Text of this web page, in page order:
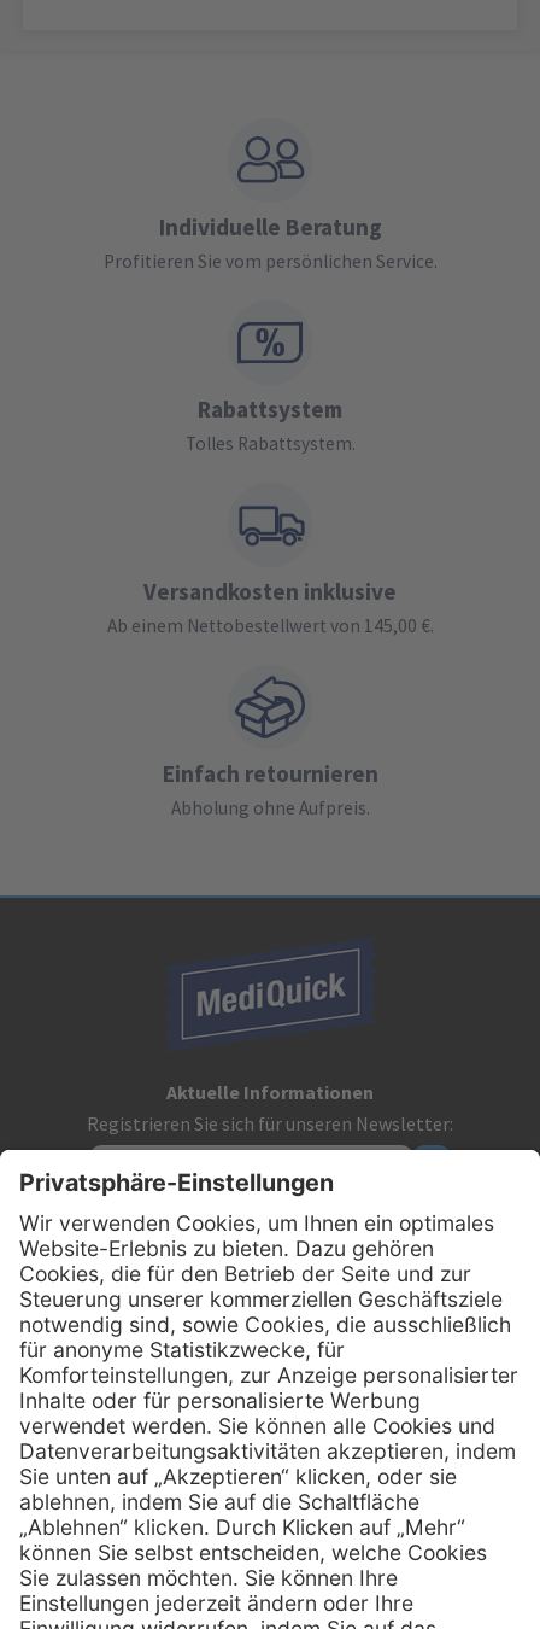
Individuelle Beratung
Profitieren Sie vom persönlichen Service.
Rabattsystem
Tolles Rabattsystem.
Versandkosten inklusive
Ab einem Nettobestellwert von 145,00 €.
Einfach retournieren
Abholung ohne Aufpreis.
Aktuelle Informationen
Registrieren Sie sich für unseren Newsletter:
Kontakt
MediQuick Arzt- und Krankenhausbedarfshandel GmbH
Hans-Wunderlich-Straße 7
D-49078 Osnabrück
Telefon:0800 - 633 43 66
E-Mail: info @ mediquick.de
Services
Serviceversprechen
Sprechstundenbedarf
Hilfe
FAQs
Kontakt